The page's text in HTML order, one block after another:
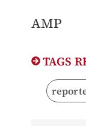
AMP
TAGS